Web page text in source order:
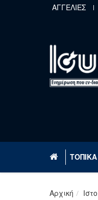
Παράκαμψη προς το
ΑΓΓΕΛΙΕΣ
Αρχική